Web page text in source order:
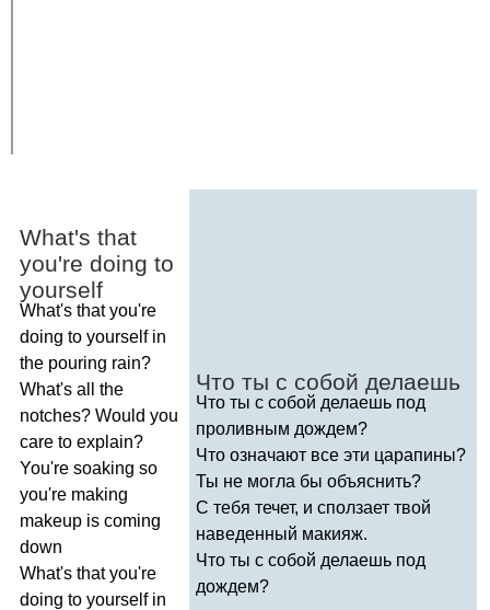
What's that
you're doing to
yourself
What's that you're
doing to yourself in
the pouring rain?
What's all
the
notches? Would you
care to explain?
You're soaking so
you're making
makeup is coming
down
What's that you're
doing to yourself in
Что ты с собой делаешь
Что ты с собой делаешь под
проливным дождем?
Что означают все эти царапины?
Ты не могла бы объяснить?
С тебя течет, и сползает твой
наведенный макияж.
Что ты с собой делаешь под
дождем?